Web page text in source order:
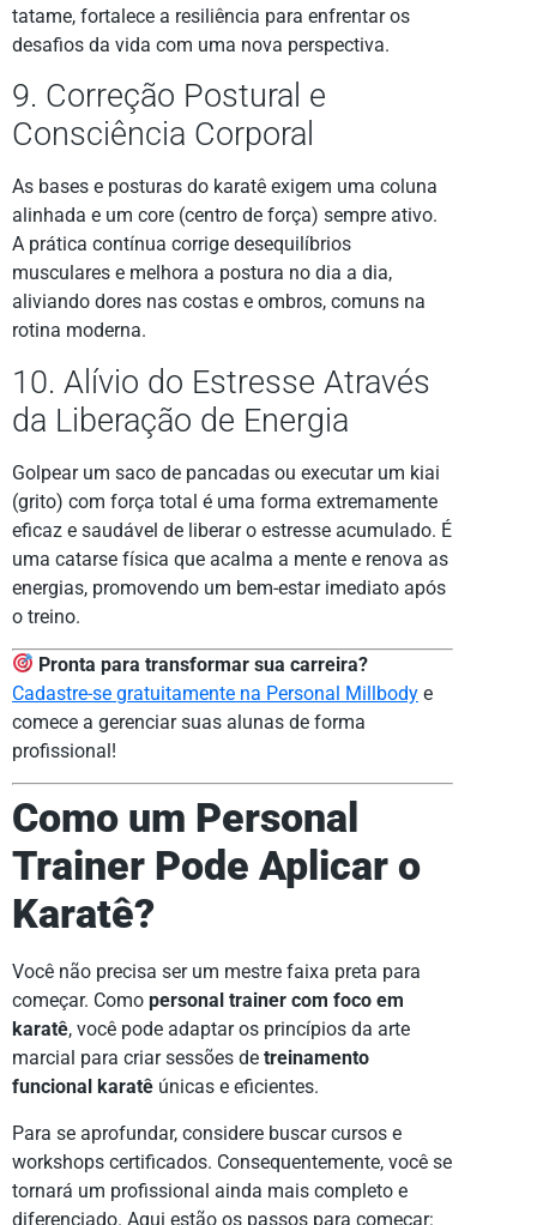
tatame, fortalece a resiliência para enfrentar os
desafios da vida com uma nova perspectiva.
9. Correção Postural e
Consciência Corporal
As bases e posturas do karatê exigem uma coluna
alinhada e um core (centro de força) sempre ativo.
A prática contínua corrige desequilíbrios
musculares e melhora a postura no dia a dia,
aliviando dores nas costas e ombros, comuns na
rotina moderna.
10. Alívio do Estresse Através
da Liberação de Energia
Golpear um saco de pancadas ou executar um kiai
(grito) com força total é uma forma extremamente
eficaz e saudável de liberar o estresse acumulado. É
uma catarse física que acalma a mente e renova as
energias, promovendo um bem-estar imediato após
o treino.
Pronta para transformar sua carreira?
Cadastre-se gratuitamente na Personal Millbody e
comece a gerenciar suas alunas de forma
profissional!
Como um Personal
Trainer Pode Aplicar o
Karatê?
Você não precisa ser um mestre faixa preta para
começar. Como personal trainer com foco em
karatê, você pode adaptar os princípios da arte
marcial para criar sessões de treinamento
funcional karatê únicas e eficientes.
Para se aprofundar, considere buscar cursos e
workshops certificados. Consequentemente, você se
tornará um profissional ainda mais completo e
diferenciado. Aqui estão os passos para começar: